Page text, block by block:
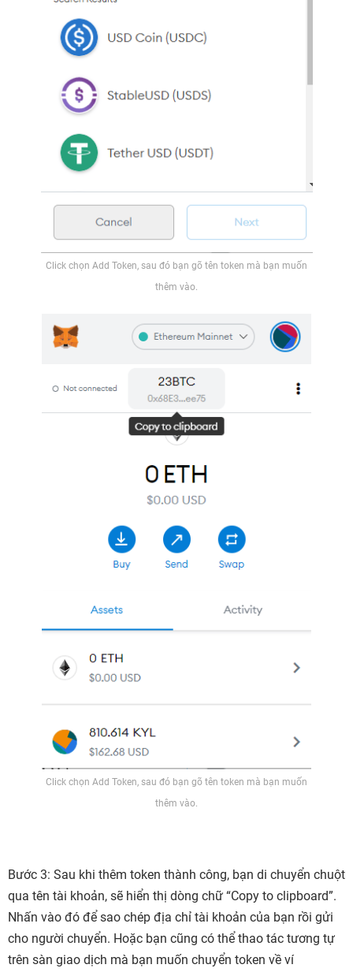
Click chọn Add Token, sau đó bạn gõ tên token mà bạn muốn
thêm vào.
Click chọn Add Token, sau đó bạn gõ tên token mà bạn muốn
thêm vào.
Bước 3: Sau khi thêm token thành công, bạn di chuyển chuột
qua tên tài khoản, sẽ hiển thị dòng chữ “Copy to clipboard”.
Nhấn vào đó để sao chép địa chỉ tài khoản của bạn rồi gửi
cho người chuyển. Hoặc bạn cũng có thể thao tác tương tự
trên sàn giao dịch mà bạn muốn chuyển token về ví